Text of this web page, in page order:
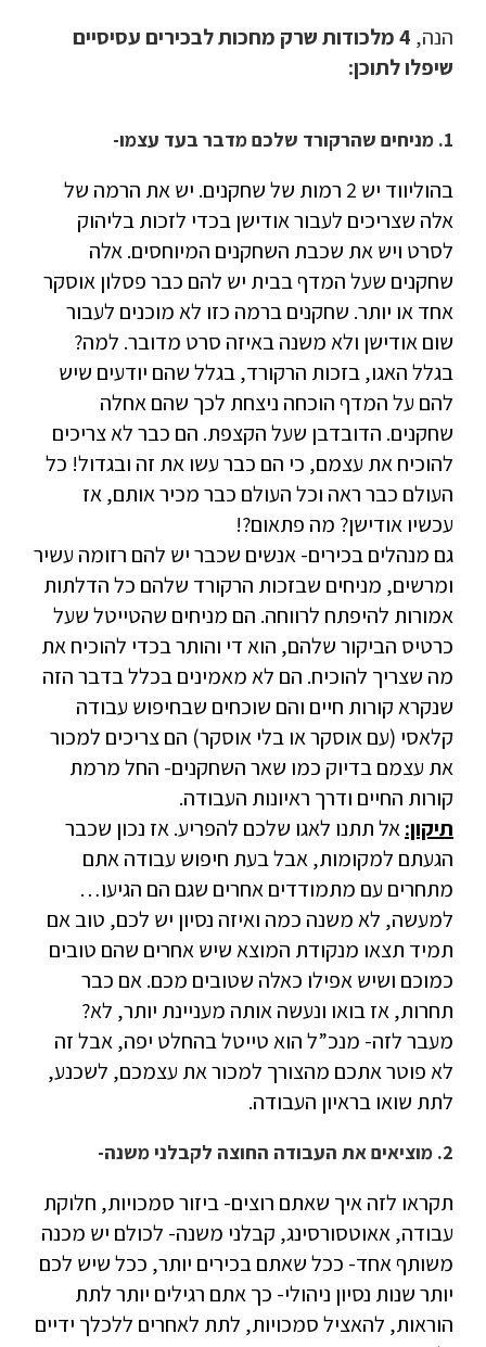
הנה,
4 מלכודות שרק מחכות לבכירים עסיסיים
שיפלו לתוכן:
1. מניחים שהרקורד שלכם מדבר בעד עצמו-
בהוליווד יש 2 רמות של שחקנים. יש את הרמה של
אלה שצריכים לעבור אודישן בכדי לזכות בליהוק
לסרט ויש את שכבת השחקנים המיוחסים. אלה
שחקנים שעל המדף בבית יש להם כבר פסלון אוסקר
אחד או יותר. שחקנים ברמה כזו לא מוכנים לעבור
שום אודישן ולא משנה באיזה סרט מדובר. למה?
בגלל האגו, בזכות הרקורד, בגלל שהם יודעים שיש
להם על המדף הוכחה ניצחת לכך שהם אחלה
שחקנים. הדובדבן שעל הקצפת. הם כבר לא צריכים
להוכיח את עצמם, כי הם כבר עשו את זה ובגדול! כל
העולם כבר ראה וכל העולם כבר מכיר אותם, אז
עכשיו אודישן? מה פתאום?!
גם מנהלים בכירים- אנשים שכבר יש להם רזומה עשיר
ומרשים, מניחים שבזכות הרקורד שלהם כל הדלתות
אמורות להיפתח לרווחה. הם מניחים שהטייטל שעל
כרטיס הביקור שלהם, הוא די והותר בכדי להוכיח את
מה שצריך להוכיח. הם לא מאמינים בכלל בדבר הזה
שנקרא קורות חיים והם שוכחים שבחיפוש עבודה
קלאסי (עם אוסקר או בלי אוסקר) הם צריכים למכור
את עצמם בדיוק כמו שאר השחקנים- החל מרמת
קורות החיים ודרך ראיונות העבודה.
תיקון:אל תתנו לאגו שלכם להפריע. אז נכון שכבר
הגעתם למקומות, אבל בעת חיפוש עבודה אתם
מתחרים עם מתמודדים אחרים שגם הם הגיעו…
למעשה, לא משנה כמה ואיזה נסיון יש לכם, טוב אם
תמיד תצאו מנקודת המוצא שיש אחרים שהם טובים
כמוכם ושיש אפילו כאלה שטובים מכם. אם כבר
תחרות, אז בואו ונעשה אותה מעניינת יותר, לא?
מעבר לזה- מנכ”ל הוא טייטל בהחלט יפה, אבל זה
לא פוטר אתכם מהצורך למכור את עצמכם, לשכנע,
לתת שואו בראיון העבודה.
2. מוציאים את העבודה החוצה לקבלני משנה-
תקראו לזה איך שאתם רוצים- ביזור סמכויות, חלוקת
עבודה, אאוטסורסינג, קבלני משנה- לכולם יש מכנה
משותף אחד- ככל שאתם בכירים יותר, ככל שיש לכם
יותר שנות נסיון ניהולי- כך אתם רגילים יותר לתת
הוראות, להאציל סמכויות, לתת לאחרים ללכלך ידיים